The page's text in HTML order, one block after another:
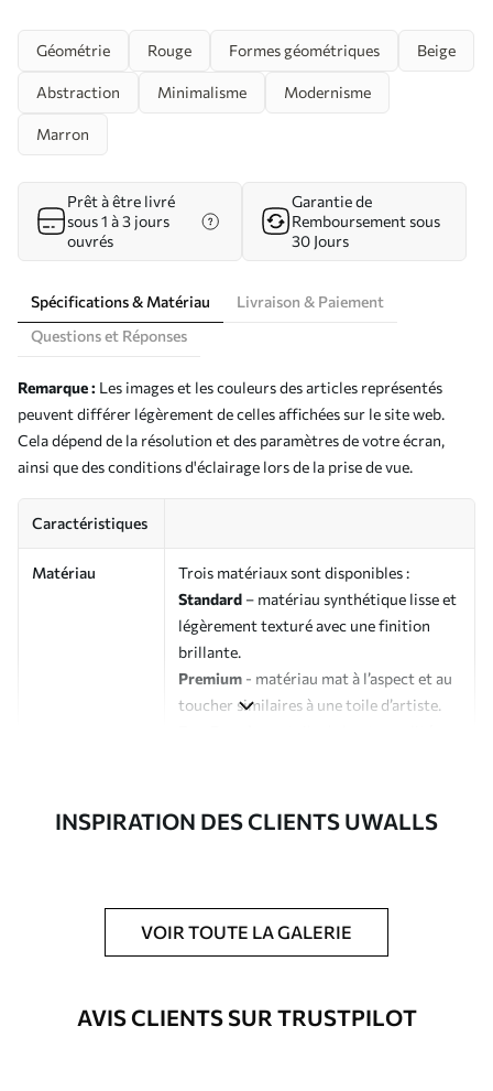
Géométrie Rouge Formes géométriques Beige
Abstraction Minimalisme Modernisme
Marron
Prêt à être livré
sous 1 à 3 jours
ouvrés
Garantie de
Remboursement sous
30 Jours
Spécifications & Matériau
Livraison & Paiement
Questions et Réponses
Remarque : Les images et les couleurs des articles représentés
peuvent différer légèrement de celles affichées sur le site web.
Cela dépend de la résolution et des paramètres de votre écran,
ainsi que des conditions d'éclairage lors de la prise de vue.
Caractéristiques
Matériau
Trois matériaux sont disponibles :
Standard – matériau synthétique lisse et
légèrement texturé avec une finition
brillante.
Premium - matériau mat à l’aspect et au
toucher similaires à une toile d’artiste.
Possibilité d'ajouter un vernis
protecteur pour renforcer la durabilité
du tableau.
Matériaux disponibles
INSPIRATION DES CLIENTS UWALLS
VOIR TOUTE LA GALERIE
AVIS CLIENTS SUR TRUSTPILOT